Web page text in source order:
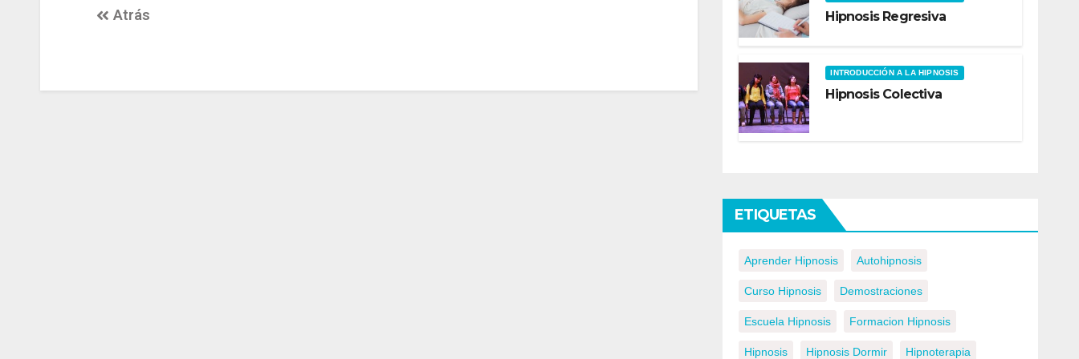
Atrás Hipnosis Regresiva
INTRODUCCIÓN A LA HIPNOSIS
Hipnosis Colectiva
ETIQUETAS
Aprender Hipnosis Autohipnosis
Curso Hipnosis Demostraciones
Escuela Hipnosis Formacion Hipnosis
Hipnosis Hipnosis Dormir Hipnoterapia